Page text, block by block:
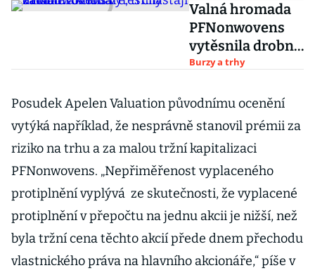
Valná hromada
PFNonwovens
vytěsnila drobné
akcionáře, ti
Burzy a trhy
Posudek Apelen Valuation původnímu ocenění
vytýká například, že nesprávně stanovil prémii za
riziko na trhu a za malou tržní kapitalizaci
PFNonwovens. „Nepřiměřenost vyplaceného
protiplnění vyplývá ze skutečnosti, že vyplacené
protiplnění v přepočtu na jednu akcii je nižší, než
byla tržní cena těchto akcií přede dnem přechodu
vlastnického práva na hlavního akcionáře,“ píše v